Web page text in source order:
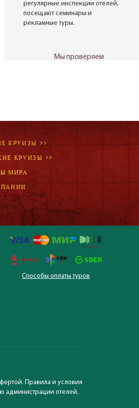
регулярные инспекции отелей,
посещают семинары и
рекламные туры.
Мы проверяем
надёжно!
КРУИЗЫ >>
КРУИЗЫ >>
МИРА
Способы оплаты туров
Правила и условия
администрации отелей.